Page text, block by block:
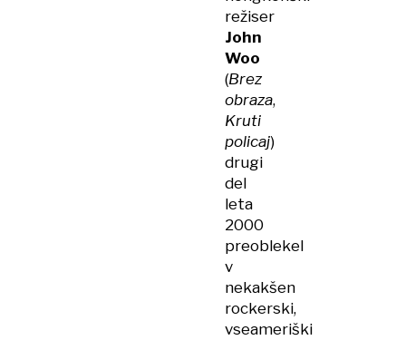
režiser
John
Woo
(Brez
obraza,
Kruti
policaj)
drugi
del
leta
2000
preoblekel
v
nekakšen
rockerski,
vseameriški